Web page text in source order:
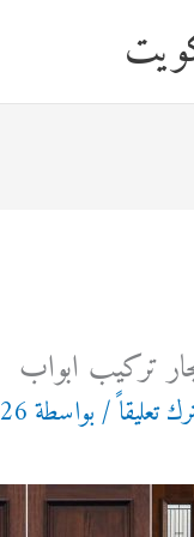
تركيب ابواب
تعليقاً/ بواسطة26 يونيو، 2021